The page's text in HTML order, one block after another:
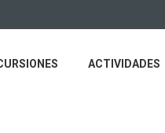
ACTIVIDADES